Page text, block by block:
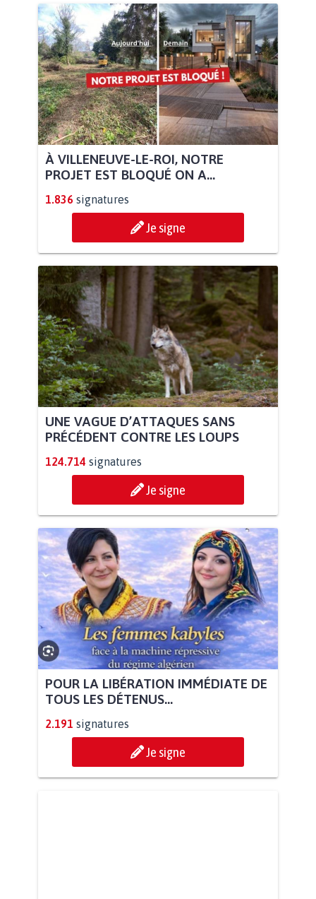
À VILLENEUVE-LE-ROI, NOTRE
PROJET EST BLOQUÉ ON A...
1.836 signatures
Je signe
UNE VAGUE D’ATTAQUES SANS
PRÉCÉDENT CONTRE LES LOUPS
124.714 signatures
Je signe
POUR LA LIBÉRATION IMMÉDIATE DE
TOUS LES DÉTENUS...
2.191 signatures
Je signe